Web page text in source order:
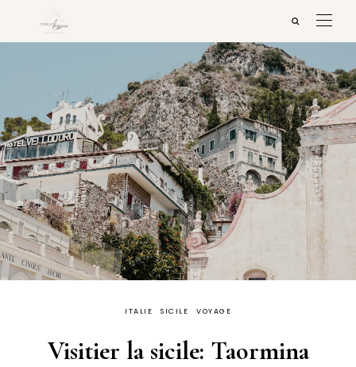
ITALIE SICILE VOYAGE
Visitier la sicile: Taormina